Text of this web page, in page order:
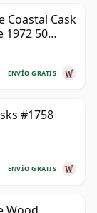
Coastal Cask
1972 50
ENVÍO GRATIS
#1758
ENVÍO GRATIS